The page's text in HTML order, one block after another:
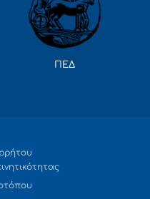
ΠΕΔ